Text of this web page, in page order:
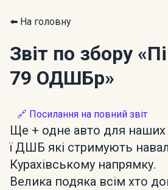
⬅️ На головну
Звіт по збору
79 ОДШБр»
🔗 Посилання на повний звіт
Ще + одне авто для наших
ї ДШБ які стримують
Курахівському напрямку.
Велика подяка всім хто